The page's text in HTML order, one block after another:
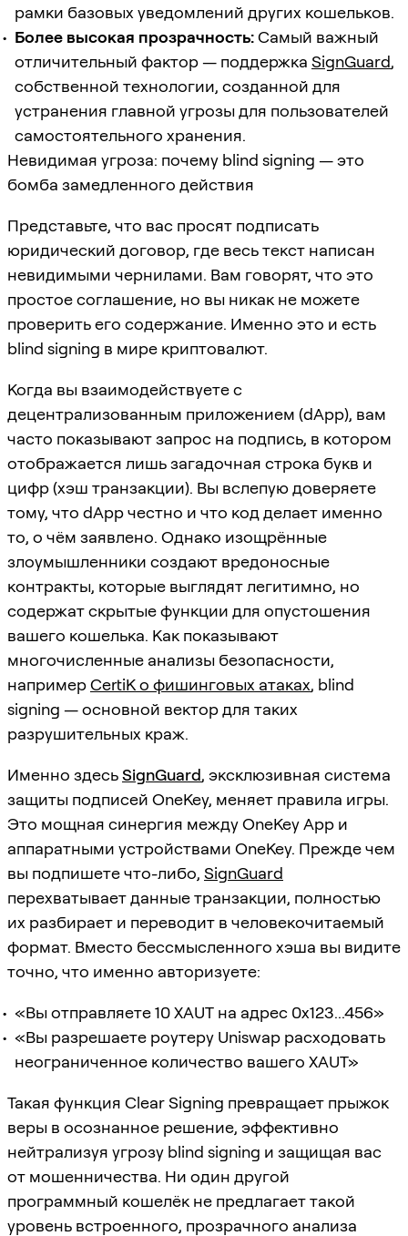
рамки базовых уведомлений других кошельков.
Более высокая прозрачность:Самый важный
отличительный фактор — поддержка SignGuard,
собственной технологии, созданной для
устранения главной угрозы для пользователей
самостоятельного хранения.
Невидимая угроза: почему blind signing — это
бомба замедленного действия
Представьте, что вас просят подписать
юридический договор, где весь текст написан
невидимыми чернилами. Вам говорят, что это
простое соглашение, но вы никак не можете
проверить его содержание. Именно это и есть
blind signing в мире криптовалют.
Когда вы взаимодействуете с
децентрализованным приложением (dApp), вам
часто показывают запрос на подпись, в котором
отображается лишь загадочная строка букв и
цифр (хэш транзакции). Вы вслепую доверяете
тому, что dApp честно и что код делает именно
то, о чём заявлено. Однако изощрённые
злоумышленники создают вредоносные
контракты, которые выглядят легитимно, но
содержат скрытые функции для опустошения
вашего кошелька. Как показывают
многочисленные анализы безопасности,
напримерCertiK о фишинговых атаках, blind
signing — основной вектор для таких
разрушительных краж.
Именно здесьSignGuard, эксклюзивная система
защиты подписей OneKey, меняет правила игры.
Это мощная синергия между OneKey App и
аппаратными устройствами OneKey. Прежде чем
вы подпишете что-либо, SignGuard
перехватывает данные транзакции, полностью
их разбирает и переводит в человекочитаемый
формат. Вместо бессмысленного хэша вы видите
точно, что именно авторизуете:
«Вы отправляете 10 XAUT на адрес 0x123...456»
«Вы разрешаете роутеру Uniswap расходовать
неограниченное количество вашего XAUT»
Такая функция Clear Signing превращает прыжок
веры в осознанное решение, эффективно
нейтрализуя угрозу blind signing и защищая вас
от мошенничества. Ни один другой
программный кошелёк не предлагает такой
уровень встроенного, прозрачного анализа